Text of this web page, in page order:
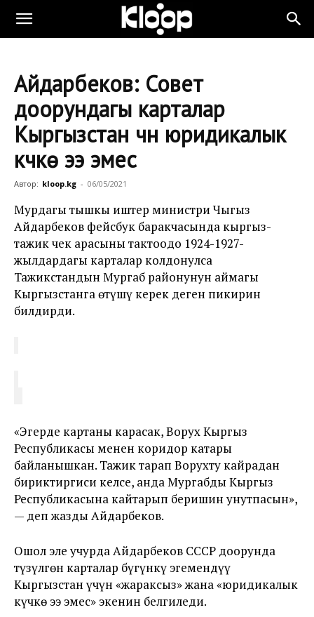
Айдарбеков: Совет
доорундагы карталар
Кыргызстан үчүн юридикалык
күчкө ээ эмес
Автор: kloop.kg - 06/05/2021
Мурдагы тышкы иштер министри Чыңгыз
Айдарбеков фейсбук баракчасында кыргыз-
тажик чек арасыны тактоодо 1924-1927-
жылдардагы карталар колдонулса
Тажикстандын Мургаб районунун аймагы
Кыргызстанга өтүшү керек деген пикирин
билдирди.
«Эгерде картаны карасак, Ворух Кыргыз
Республикасы менен коридор катары
байланышкан. Тажик тарап Ворухту кайрадан
бириктиргиси келсе, анда Мургабды Кыргыз
Республикасына кайтарып беришин унутпасын»,
— деп жазды Айдарбеков.
Ошол эле учурда Айдарбеков СССР доорунда
түзүлгөн карталар бүгүнкү эгемендүү
Кыргызстан үчүн «жараксыз» жана «юридикалык
күчкө ээ эмес» экенин белгиледи.